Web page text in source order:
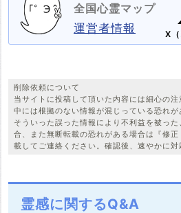
全国心霊マップ
運営者情報
X（
削除依頼について
当サイトに投稿して頂いた内容には細心の
中には根拠のない情報が混じっている恐れが
そういった誤った情報により不利益を被っ
合、また無断転載の恐れがある場合は『修
載してご連絡ください。確認後、速やかに対
霊感に関するQ&A